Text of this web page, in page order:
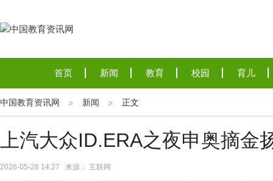
首页 新闻 教育 校园 育儿
中国教育资讯网 新闻 正文
上汽大众ID.ERA之夜申奥摘金
2026-05-28 14:27 来源： 互联网